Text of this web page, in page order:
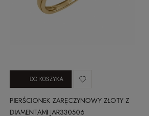
PIERŚCIONEK ZARĘCZYNOWY ZŁOTY Z
DIAMENTAMI JAR330506
DO KOSZYKA